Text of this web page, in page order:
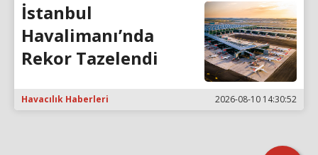
İstanbul
Havalimanı’nda
Rekor Tazelendi
Havacılık Haberleri 2026-08-10 14:30:52